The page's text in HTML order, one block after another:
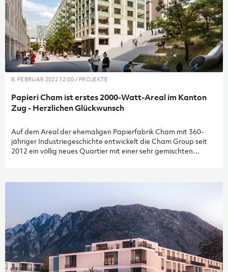
8. FEBRUAR 2022 12:00 / PROJEKTE
Papieri Cham ist erstes 2000-Watt-Areal im Kanton
Zug - Herzlichen Glückwunsch
Auf dem Areal der ehemaligen Papierfabrik Cham mit 360-
jähriger Industriegeschichte entwickelt die Cham Group seit
2012 ein völlig neues Quartier mit einer sehr gemischten
Ateliers, Freiräume und vieles mehr. Nun wurden die
Areal» im Kanton Zug ausgezeichnet.